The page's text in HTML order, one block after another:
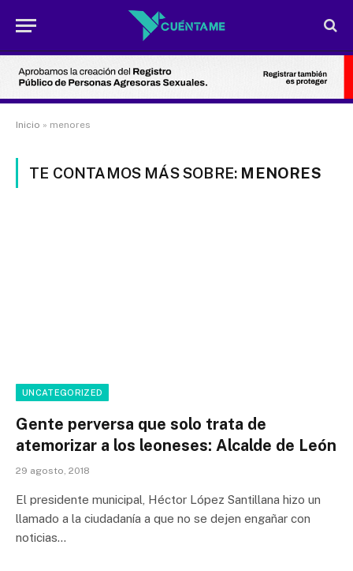
Inicio » menores
TE CONTAMOS MÁS SOBRE: MENORES
UNCATEGORIZED
Gente perversa que solo trata de
atemorizar a los leoneses: Alcalde de León
29 agosto, 2018
El presidente municipal, Héctor López Santillana hizo un
llamado a la ciudadanía a que no se dejen engañar con
noticias…